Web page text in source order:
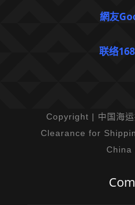
網友
联络
Copyright | 中国海
Clearance for
China